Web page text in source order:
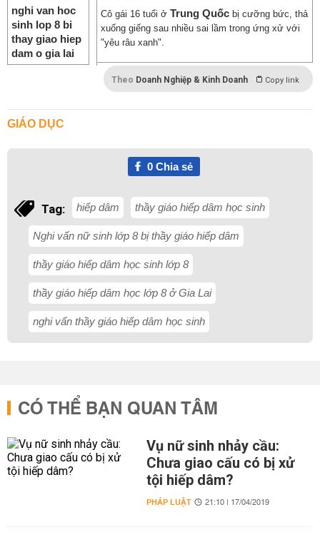
Cô gái 16 tuổi ở Trung Quốc bị cưỡng bức, thả
xuống giếng sau nhiều sai lầm trong ứng xử với
"yêu râu xanh".
Theo Doanh Nghiệp & Kinh Doanh Copy link
GIÁO DỤC
0Chia sẻ
Tag: hiếp dâm thầy giáo hiếp dâm học sinh
Nghi vấn nữ sinh lớp 8 bị thầy giáo hiếp dâm
thầy giáo hiếp dâm học sinh lớp 8
thầy giáo hiếp dâm học lớp 8 ở Gia Lai
nghi vấn thầy giáo hiếp dâm học sinh
CÓ THỂ BẠN QUAN TÂM
Vụ nữ sinh nhảy cầu:
Chưa giao cấu có bị xử
tội hiếp dâm?
PHÁP LUẬT 21:10 | 17/04/2019